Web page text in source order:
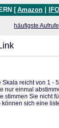
[ Amazon
häufigste Aufrufe
Skala reicht von 1 -
nur einmal
stimmen Sie nicht
können sich eine